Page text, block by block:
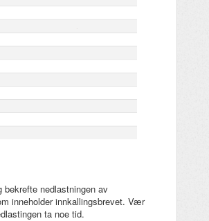
bekrefte nedlastningen av
inneholder innkallingsbrevet. Vær
ta noe tid.